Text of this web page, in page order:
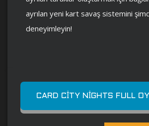
ayrılan yeni kart savaş sistemini
deneyimleyin!
CARD CITY NIGHTS FULL